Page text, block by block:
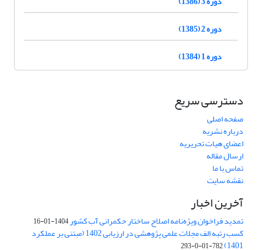
دوره 2 (1385)
دوره 1 (1384)
دسترسی سریع
صفحه اصلی
درباره نشریه
اعضای هیات تحریریه
ارسال مقاله
تماس با ما
نقشه سایت
آخرین اخبار
تمدید فراخوان ویژه‌نامه اصلاح ساختار حکمرانی آب کشور1404-01-16
کسب رتبه الف مجلات علمی پژوهشی در ارزیابی 1402 (مبتنی بر عملکرد
1401)
782-01-0-293